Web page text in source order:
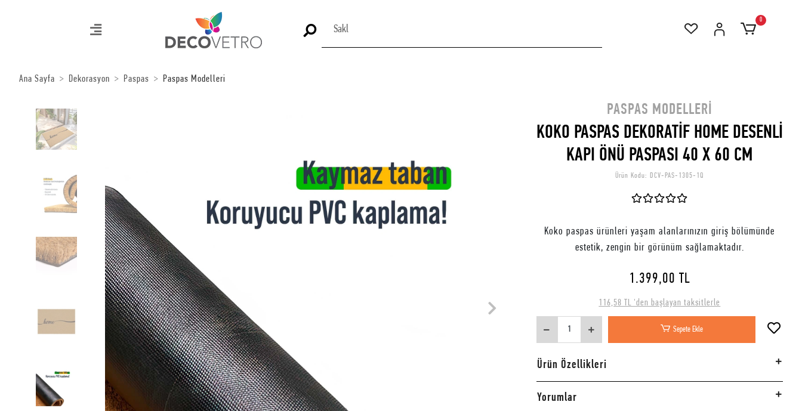
0
Ana Sayfa Dekorasyon Paspas Paspas Modelleri
PASPAS MODELLERI
KOKO PASPAS DEKORATİF HOME DESENLİ
KAPI ÖNÜ PASPASI 40 X 60 CM
Ürün Kodu: DCV-PAS-1305-1Q
Koko paspas ürünleri yaşam alanlarınızın giriş bölümünde
estetik, zengin bir görünüm sağlamaktadır.
1.399,00 TL
116,58 TL 'den başlayan taksitlerle
Sepete Ekle
Ürün Özellikleri
Yorumlar